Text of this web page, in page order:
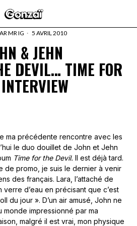
MR IG 5 AVRIL 2010
& JEHN
DEVIL… TIME FOR
ma précédente rencontre avec les
le duo douillet de John et Jehn
Time for the Devil. Il est déjà tard.
de promo, je suis le dernier à venir
des français. Lara, l’attaché de
d’eau en précisant que c’est
du jour ». D’un air amusé, John ne
monde impressionné par ma
malgré il est vrai, mon physique